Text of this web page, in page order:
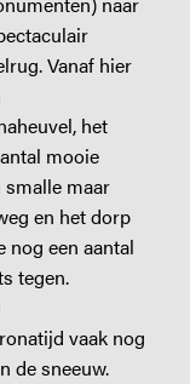
Vanaf hier
het
mooie
maar
en het dorp
nog een aantal
tegen.
vaak nog
de sneeuw.